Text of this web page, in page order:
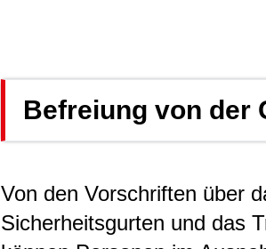
Befreiung von der
Von den Vorschriften über
Sicherheitsgurten und das